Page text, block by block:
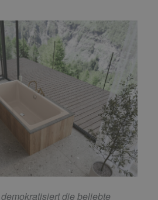
die beliebte